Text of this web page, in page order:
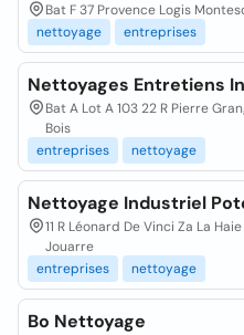
Bat F 37 Provence Logis
nettoyage
entreprises
Nettoyages Entretiens
Bat A Lot A 103 22 R Pierre
Bois
entreprises
nettoyage
Nettoyage Industriel
11 R Léonard De Vinci Za La
Jouarre
entreprises
nettoyage
Bo Nettoyage